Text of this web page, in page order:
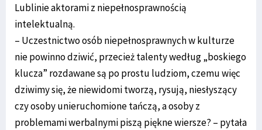
Lublinie aktorami z niepełnosprawnością
intelektualną.
– Uczestnictwo osób niepełnosprawnych w kulturze
nie powinno dziwić, przecież talenty według „boskiego
klucza” rozdawane są po prostu ludziom, czemu więc
dziwimy się, że niewidomi tworzą, rysują, niesłyszący
czy osoby unieruchomione tańczą, a osoby z
problemami werbalnymi piszą piękne wiersze? – pytała